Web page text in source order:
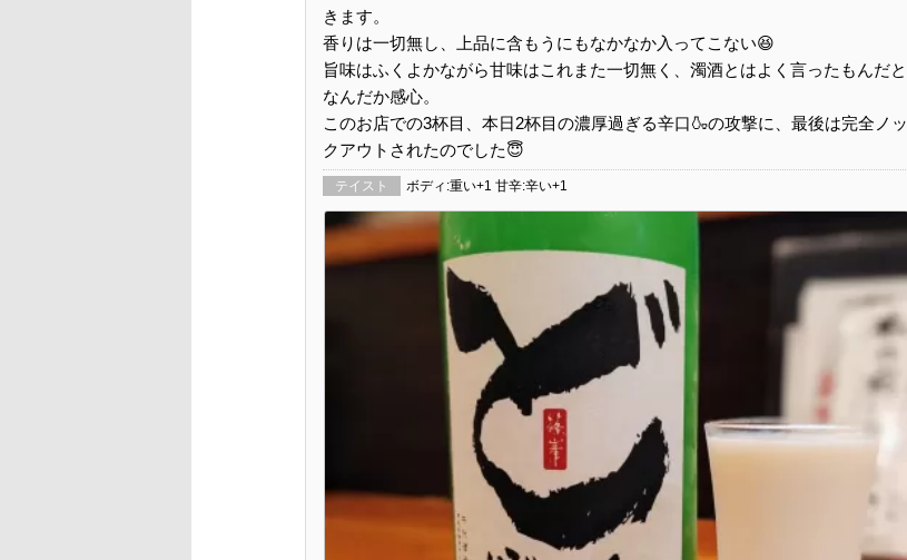
きます。
香りは一切無し、上品に含もうにもなかなか入ってこない😆
旨味はふくよかながら甘味はこれまた一切無く、濁酒とはよく言ったもんだと
なんだか感心。
このお店での3杯目、本日2杯目の濃厚過ぎる辛口🍶の攻撃に、最後は完全ノッ
クアウトされたのでした😇
テイスト ボディ:重い+1 甘辛:辛い+1